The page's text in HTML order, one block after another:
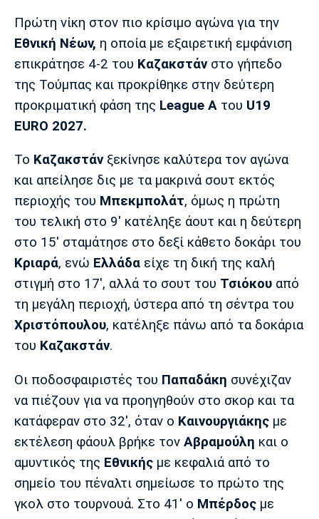
Πολιτισμός
Τραγούδια
Cine Spot
Running
Παρασκήνιο
Πρόγραμμα TV
Ιωνικός Κηφισιά Πανσερραϊκός
Μπαρτσελόνα
Ρεάλ
Μαδρίτης
Ατλέτικο
Μαδρίτης
Μάντσεστερ
Γιουνάιτεντ
Τσέλσι Άρσεναλ
Λίβερπουλ
Μάντσεστερ
Γιουβέντους
Ίντερ Μίλαν Μπάγερν
Μπορούσια
Ντόρτμουντ
Παρί Σεν
Ζερμέν
Μαρσέιγ
Πρώτη νίκη στον πιο κρίσιμο αγώνα για την
Εθνική Νέων, η οποία με εξαιρετική εμφάνιση
επικράτησε 4-2 του Καζακστάνστο γήπεδο
της Τούμπας και προκρίθηκε στην δεύτερη
προκριματική φάση της League A του U19
EURO 2027.
Το Καζακστάνξεκίνησε καλύτερα τον αγώνα
και απείλησε δις με τα μακρινά σουτ εκτός
περιοχής του Μπεκμπολάτ, όμως η πρώτη
του τελική στο 9' κατέληξε άουτ και η δεύτερη
στο 15' σταμάτησε στο δεξί κάθετο δοκάρι του
Κριαρά, ενώ Ελλάδα είχε τη δική της καλή
στιγμή στο 17', αλλά το σουτ του Τσιόκου από
τη μεγάλη περιοχή, ύστερα από τη σέντρα του
Χριστόπουλου, κατέληξε πάνω από τα δοκάρια
του Καζακστάν.
Οι ποδοσφαιριστές του Παπαδάκη συνέχιζαν
να πιέζουν για να προηγηθούν στο σκορ και τα
κατάφεραν στο 32', όταν ο Καινουργιάκης με
εκτέλεση φάουλ βρήκε τον Αβραμούλη και ο
αμυντικός της Εθνικής με κεφαλιά από το
σημείο του πέναλτι σημείωσε το πρώτο της
γκολ στο τουρνουά. Στο 41' ο Μπέρδος με